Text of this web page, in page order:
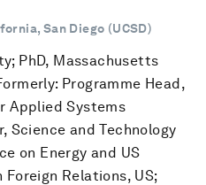
San Diego (UCSD)
PhD, Massachusetts
Programme Head,
Applied Systems
Science and Technology
on Energy and US
Foreign Relations, US;